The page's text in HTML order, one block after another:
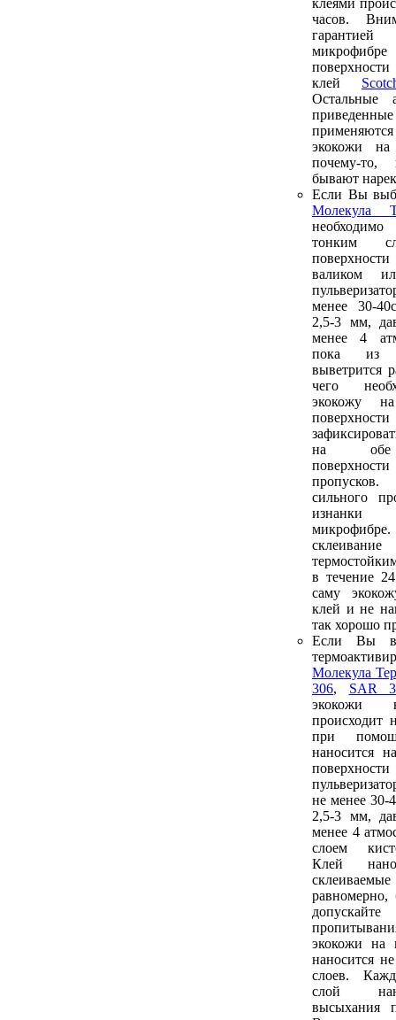
часов.
клей
Остальные
экокожи
почему-
бывают
Если Вы
Молекула
тонким
валиком
менее 30-
2,5-3 мм,
менее 4
пока из
выветрится
чего
экокожу
на обе
сильного
в течение
саму
клей и не
так хорошо
Если Вы
Молекула
306, SAR
экокожи
происходит
при
наносится
не менее 30-
2,5-3 мм,
менее 4
слоем
Клей
равномерно,
экокожи на
наносится
слоев.
слой
высыхания